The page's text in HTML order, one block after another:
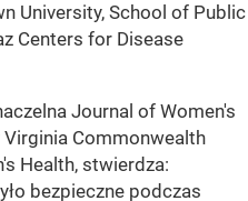
University, School of Public
Centers for Disease
Journal of Women's
Commonwealth
Health, stwierdza:
bezpieczne podczas